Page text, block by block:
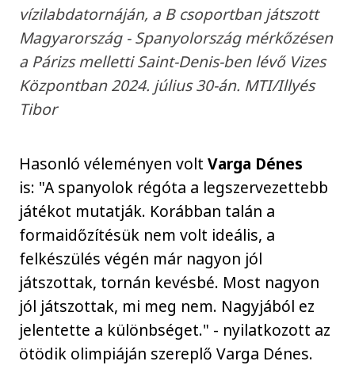
vízilabdatornáján, a B csoportban játszott
Magyarország - Spanyolország mérkőzésen
a Párizs melletti Saint-Denis-ben lévő Vizes
Központban 2024. július 30-án. MTI/Illyés
Tibor
Hasonló véleményen voltVarga Dénes
is: "A spanyolok régóta a legszervezettebb
játékot mutatják. Korábban talán a
formaidőzítésük nem volt ideális, a
felkészülés végén már nagyon jól
játszottak, tornán kevésbé. Most nagyon
jól játszottak, mi meg nem. Nagyjából ez
jelentette a különbséget." - nyilatkozott az
ötödik olimpiáján szereplő Varga Dénes.